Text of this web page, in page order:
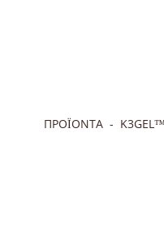
ΠΡΟΪΟΝΤΑ